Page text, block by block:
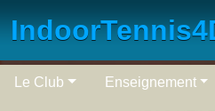
Le Club Enseignement